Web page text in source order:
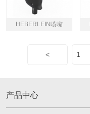
HEBERLEIN喷嘴
<
产品中心